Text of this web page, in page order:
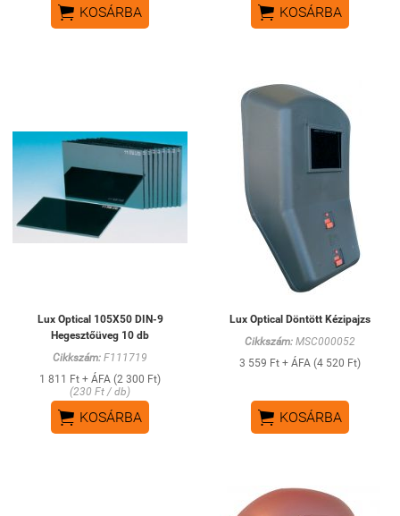
 KOSÁRBA  KOSÁRBA
Lux Optical 105X50 DIN-9
Hegesztőüveg 10 db
Cikkszám: F111719
1 811 Ft + ÁFA (2 300 Ft)
(230 Ft / db)
 KOSÁRBA
Lux Optical Döntött Kézipajzs
Cikkszám: MSC000052
3 559 Ft + ÁFA (4 520 Ft)
 KOSÁRBA